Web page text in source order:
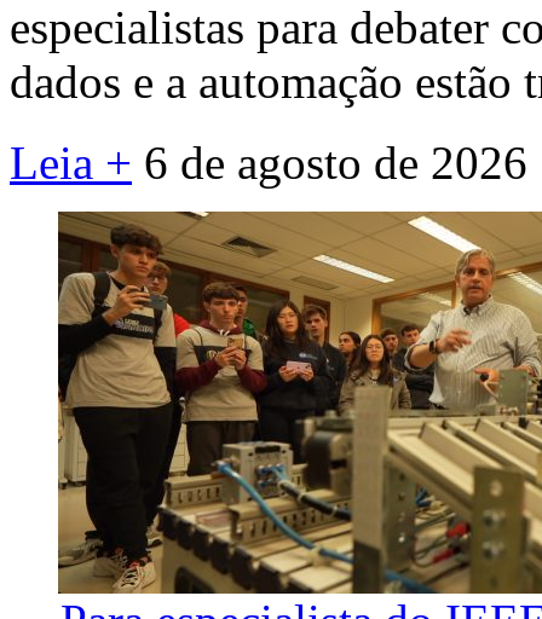
especialistas para debater
dados e a automação estão
Leia + 6 de agosto de 2026